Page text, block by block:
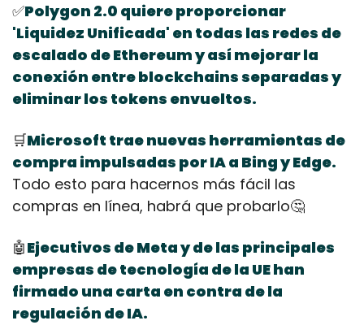
✅Polygon 2.0 quiere proporcionar
'Liquidez Unificada' en todas las redes de
escalado de Ethereum y así mejorar la
conexión entre blockchains separadas y
eliminar los tokens envueltos.
🛒Microsoft trae nuevas herramientas de
compra impulsadas por IA a Bing y Edge.
Todo esto para hacernos más fácil las
compras en línea, habrá que probarlo🤔
🤖Ejecutivos de Meta y de las principales
empresas de tecnología de la UE han
firmado una carta en contra de la
regulación de IA.